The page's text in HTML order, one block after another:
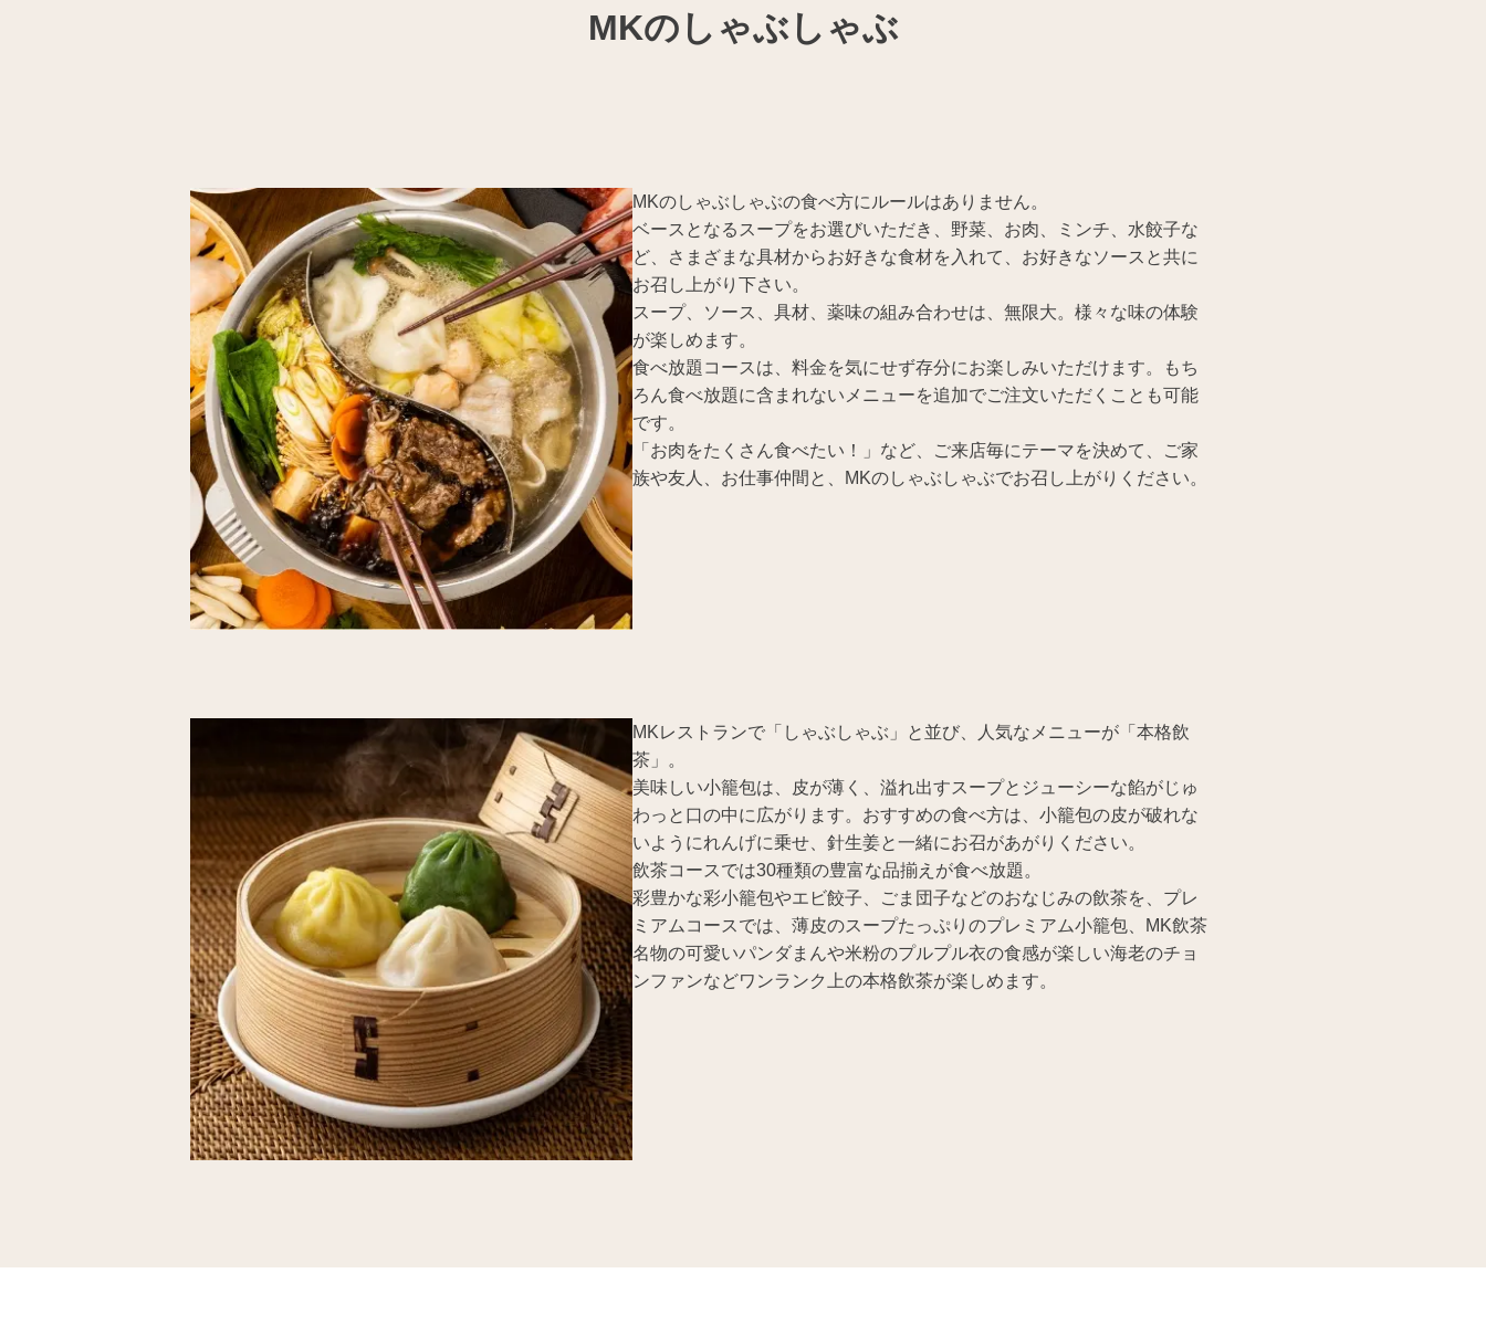
MKのしゃぶしゃぶ
MKのしゃぶしゃぶの食べ方にルールはありません。
ベースとなるスープをお選びいただき、野菜、お肉、ミンチ、水餃子な
ど、さまざまな具材からお好きな食材を入れて、お好きなソースと共に
お召し上がり下さい。
スープ、ソース、具材、薬味の組み合わせは、無限大。様々な味の体験
が楽しめます。
食べ放題コースは、料金を気にせず存分にお楽しみいただけます。もち
ろん食べ放題に含まれないメニューを追加でご注文いただくことも可能
です。
「お肉をたくさん食べたい！」など、ご来店毎にテーマを決めて、ご家
族や友人、お仕事仲間と、MKのしゃぶしゃぶでお召し上がりください。
MKレストランで「しゃぶしゃぶ」と並び、人気なメニューが「本格飲
茶」。
美味しい小籠包は、皮が薄く、溢れ出すスープとジューシーな餡がじゅ
わっと口の中に広がります。おすすめの食べ方は、小籠包の皮が破れな
いようにれんげに乗せ、針生姜と一緒にお召があがりください。
飲茶コースでは30種類の豊富な品揃えが食べ放題。
彩豊かな彩小籠包やエビ餃子、ごま団子などのおなじみの飲茶を、プレ
ミアムコースでは、薄皮のスープたっぷりのプレミアム小籠包、MK飲茶
名物の可愛いパンダまんや米粉のプルプル衣の食感が楽しい海老のチョ
ンファンなどワンランク上の本格飲茶が楽しめます。